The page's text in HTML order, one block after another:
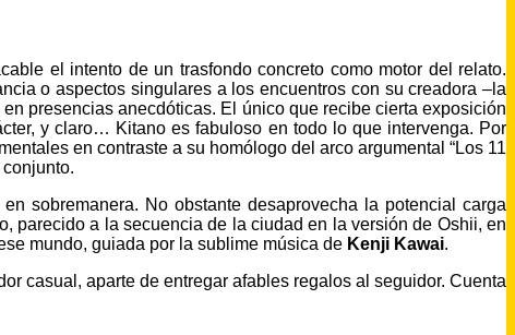
el intento de un trasfondo concreto como motor del relato.
o aspectos singulares a los encuentros con su creadora –la
en presencias anecdóticas. El único que recibe cierta exposición
y claro… Kitano es fabuloso en todo lo que intervenga. Por
en contraste a su homólogo del arco argumental “Los 11
sobremanera. No obstante desaprovecha la potencial carga
parecido a la secuencia de la ciudad en la versión de Oshii, en
mundo, guiada por la sublime música de Kenji Kawai.
casual, aparte de entregar afables regalos al seguidor. Cuenta